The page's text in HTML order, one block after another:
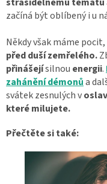
začíná být oblíbený i u
Někdy však máme pocit,
před duší zemřelého.
přinášejísilnou energii.
zahánění démonůa
svátek zesnulých v
které milujete.
Přečtěte si také: